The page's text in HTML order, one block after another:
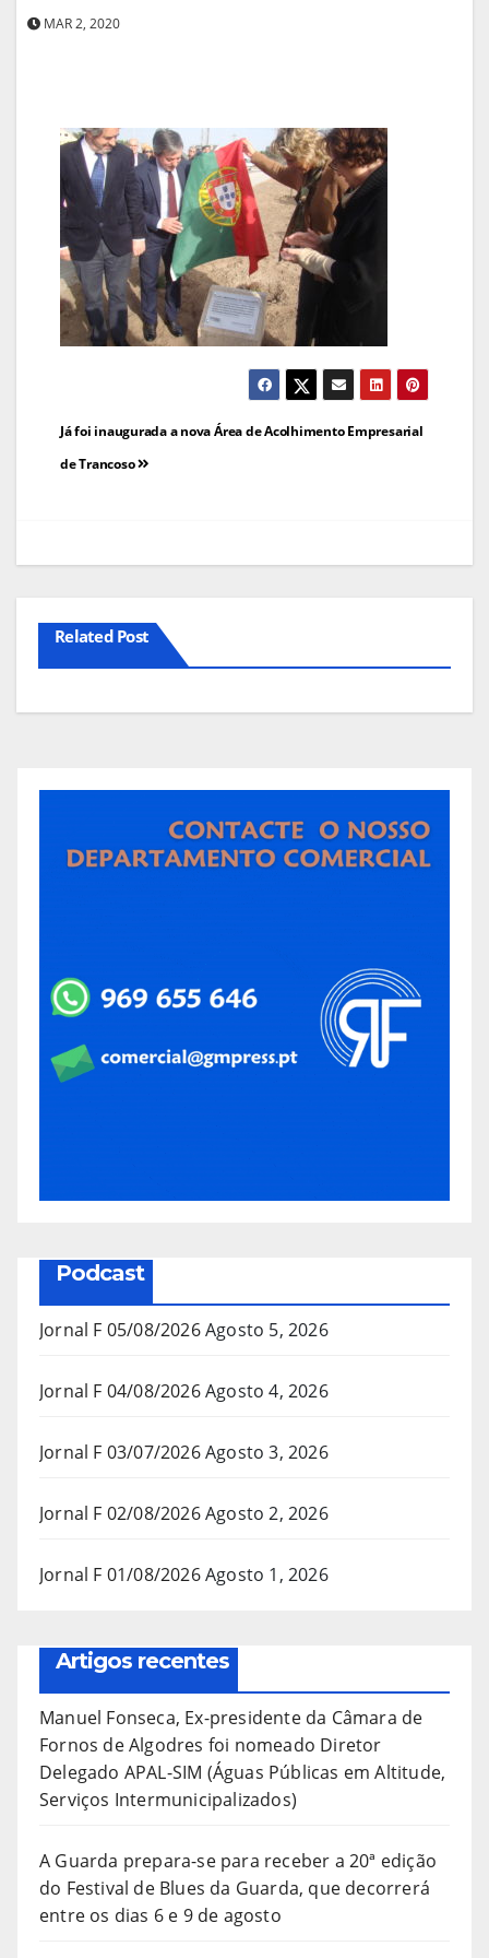
MAR 2, 2020
Navegação
de
Já foi inaugurada a nova Área de Acolhimento Empresarial
de Trancoso
Related Post
Podcast
Jornal F 05/08/2026Agosto 5, 2026
Jornal F 04/08/2026Agosto 4, 2026
Jornal F 03/07/2026Agosto 3, 2026
Jornal F 02/08/2026Agosto 2, 2026
Jornal F 01/08/2026Agosto 1, 2026
Artigos recentes
Manuel Fonseca, Ex-presidente da Câmara de
Fornos de Algodres foi nomeado Diretor
Delegado APAL-SIM (Águas Públicas em Altitude,
Serviços Intermunicipalizados)
A Guarda prepara-se para receber a 20ª edição
do Festival de Blues da Guarda, que decorrerá
entre os dias 6 e 9 de agosto